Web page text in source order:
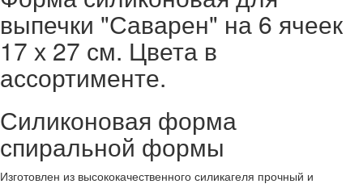
выпечки "Саварен" на 6 ячеек
17 х 27 см. Цвета в
ассортименте.
Силиконовая форма
спиральной формы
Изготовлен из высококачественного силикагеля прочный и